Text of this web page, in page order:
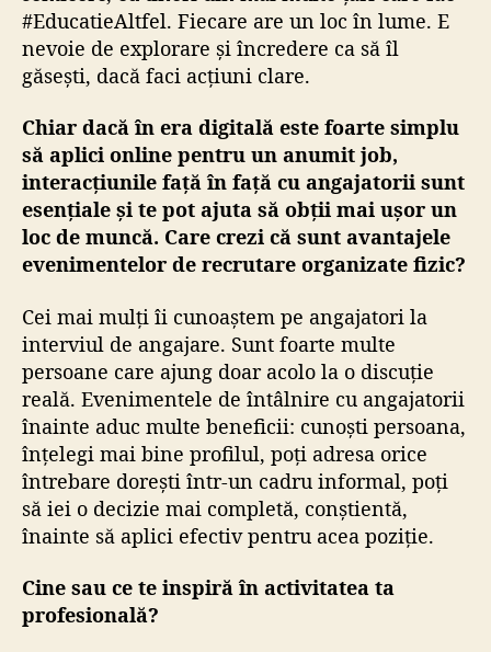
#EducatieAltfel. Fiecare are un loc în lume. E
nevoie de explorare și încredere ca să îl
găsești, dacă faci acțiuni clare.
Chiar dacă în era digitală este foarte simplu
să aplici online pentru un anumit job,
interacțiunile față în față cu angajatorii sunt
esențiale și te pot ajuta să obții mai ușor un
loc de muncă. Care crezi că sunt avantajele
evenimentelor de recrutare organizate fizic?
Cei mai mulți îi cunoaștem pe angajatori la
interviul de angajare. Sunt foarte multe
persoane care ajung doar acolo la o discuție
reală. Evenimentele de întâlnire cu angajatorii
înainte aduc multe beneficii: cunoști persoana,
înțelegi mai bine profilul, poți adresa orice
întrebare dorești într-un cadru informal, poți
să iei o decizie mai completă, conștientă,
înainte să aplici efectiv pentru acea poziție.
Cine sau ce te inspiră în activitatea ta
profesională?